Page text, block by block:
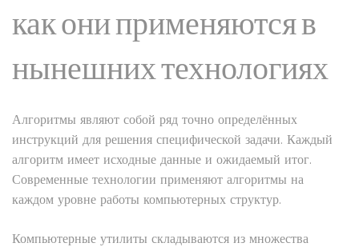
как они применяются в
нынешних технологиях
Алгоритмы являют собой ряд точно определённых
инструкций для решения специфической задачи. Каждый
алгоритм имеет исходные данные и ожидаемый итог.
Современные технологии применяют алгоритмы на
каждом уровне работы компьютерных структур.
Компьютерные утилиты складываются из множества